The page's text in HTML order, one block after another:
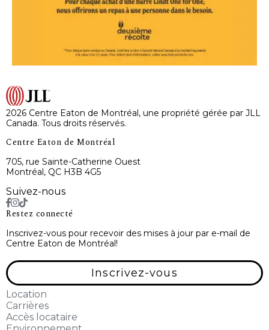
2026 Centre Eaton de Montréal, une propriété gérée par JLL
Canada. Tous droits réservés.
Centre Eaton de Montréal
705, rue Sainte-Catherine Ouest
Montréal, QC H3B 4G5
Suivez-nous
Restez connecté
Inscrivez-vous pour recevoir des mises à jour par e-mail de
Centre Eaton de Montréal!
Inscrivez-vous
Location
Carrières
Accès locataire